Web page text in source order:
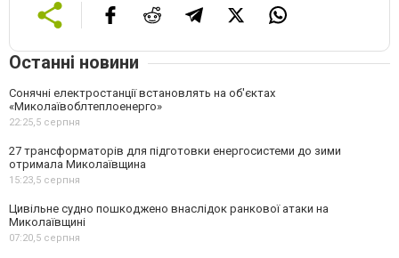
Останні новини
Сонячні електростанції встановлять на об'єктах
«Миколаївоблтеплоенерго»
22:25,5 серпня
27 трансформаторів для підготовки енергосистеми до зими
отримала Миколаївщина
15:23,5 серпня
Цивільне судно пошкоджено внаслідок ранкової атаки на
Миколаївщині
07:20,5 серпня